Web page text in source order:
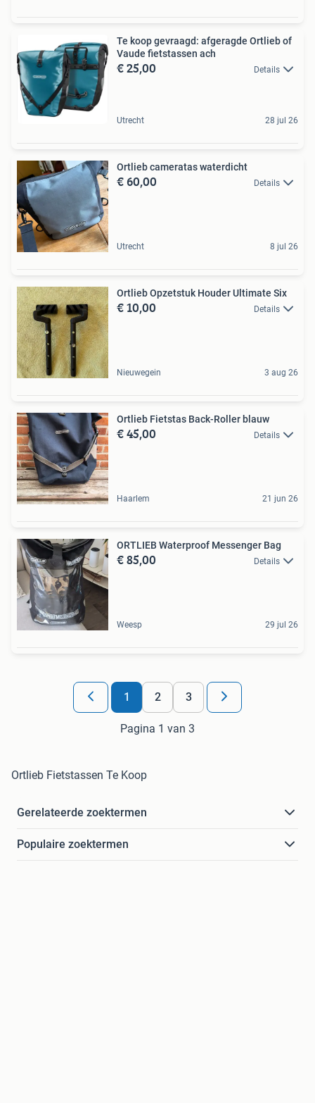
Te koop gevraagd: afgeragde Ortlieb of
Vaude fietstassen ach
€ 25,00 Details
Utrecht 28 jul 26
Ortlieb cameratas waterdicht
€ 60,00 Details
Utrecht 8 jul 26
Ortlieb Opzetstuk Houder Ultimate Six
€ 10,00 Details
Nieuwegein 3 aug 26
Ortlieb Fietstas Back-Roller blauw
€ 45,00 Details
Haarlem 21 jun 26
ORTLIEB Waterproof Messenger Bag
€ 85,00 Details
Weesp 29 jul 26
1 2 3
Pagina 1 van 3
Ortlieb Fietstassen Te Koop
Gerelateerde zoektermen
Populaire zoektermen